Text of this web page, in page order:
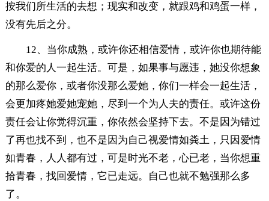
按我们所生活的去想；现实和改变，就跟鸡和鸡蛋一样，
没有先后之分。
12、当你成熟，或许你还相信爱情，或许你也期待能
和你爱的人一起生活。可是，如果事与愿违，她没你想象
的那么爱你，或者你没那么爱她，你们一样会一起生活，
会更加疼她爱她宠她，尽到一个为人夫的责任。或许这份
责任会让你觉得沉重，你依然会坚持下去。不是因为错过
了再也找不到，也不是因为自己视爱情如粪土，只因爱情
如青春，人人都有过，可是时光不老，心已老，当你想重
拾青春，找回爱情，它已走远。自己也就不勉强那么多
了。